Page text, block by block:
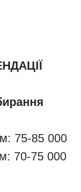
75-85 000
70-75 000